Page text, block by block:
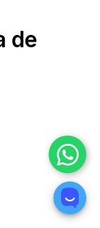
de